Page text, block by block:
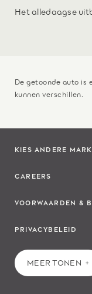
Het alledaagse
De getoonde auto is
kunnen verschillen.
KIES ANDERE
CAREERS
VOORWAARDEN &
PRIVACYBELEID
MEER TONEN